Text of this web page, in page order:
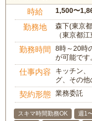
時給 1,500〜
勤務地
森下(東京
（東京都江
勤務時間
8時～20時
が可能です
仕事内容
キッチン
グ、その他
契約形態 業務委託
スキマ時間勤務OK 週1